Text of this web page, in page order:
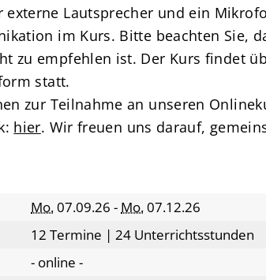
Lautsprecher und ein
im Kurs. Bitte beachten Sie,
zu empfehlen ist. Der Kurs findet
statt.
zur Teilnahme an unseren
hier. Wir freuen uns darauf,
Mo.07.09.26 - Mo.07.12.26
12 Termine | 24 Unterrichtsstunden
- online -